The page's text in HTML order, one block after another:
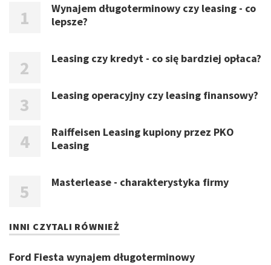
Wynajem długoterminowy czy leasing - co
lepsze?
Leasing czy kredyt - co się bardziej opłaca?
Leasing operacyjny czy leasing finansowy?
Raiffeisen Leasing kupiony przez PKO
Leasing
Masterlease - charakterystyka firmy
INNI CZYTALI RÓWNIEŻ
Ford Fiesta wynajem długoterminowy